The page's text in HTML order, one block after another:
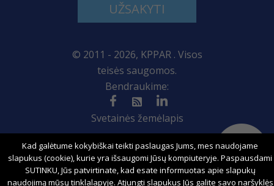
UŽSAKYTI
© 2011 - 2026, KPPAR . Visos
teisės saugomos.
Bendraukime:
Svetainės žemėlapis
Sprendimas:
Kad galėtume kokybiškai teikti paslaugas Jums, mes naudojame
slapukus (cookie), kurie yra išsaugomi Jūsų kompiuteryje. Paspausdami
SUTINKU, Jūs patvirtinate, kad esate informuotas apie slapukų
naudojimą mūsų tinklalapyje. Atjungti slapukus Jūs galite savo naršyklės